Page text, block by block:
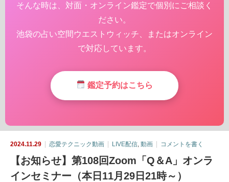
そんな時は、対面・オンライン鑑定で個別にご相談く
ださい。
池袋の占い空間ウエストウィッチ、またはオンライン
で対応しています。
鑑定予約はこちら
2024.11.29 恋愛テクニック動画 LIVE配信 動画 コメントを書く
【お知らせ】第108回Zoom「Q＆A」オンラ
インセミナー（本日11月29日21時～）